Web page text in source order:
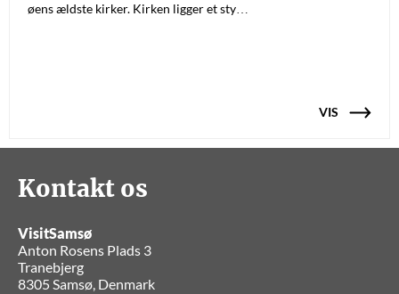
øens ældste kirker. Kirken ligger et sty…
VIS
Kontakt os
VisitSamsø
Anton Rosens Plads 3
Tranebjerg
8305 Samsø, Denmark